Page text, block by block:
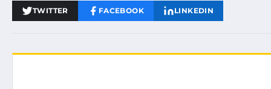
TWITTER FACEBOOK LINKEDIN